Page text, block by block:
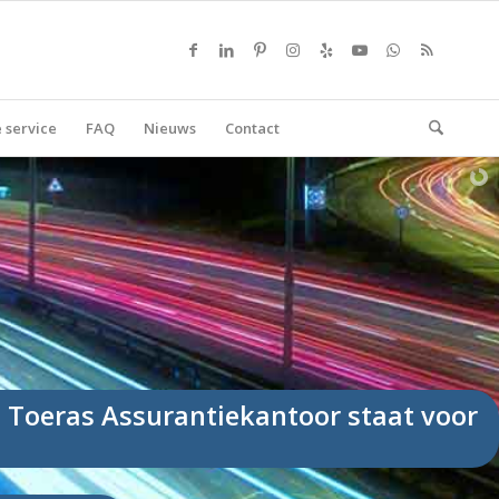
service FAQ Nieuws Contact
Assurantiekantoor staat voor